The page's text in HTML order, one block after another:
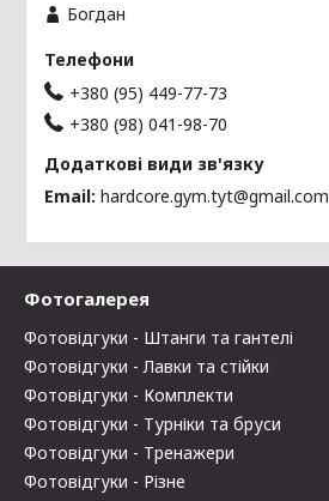
Богдан
+380 (95) 449-77-73
+380 (98) 041-98-70
Email hardcore.gym.tyt@gmail.com
Фотогалерея
Фотовідгуки - Штанги та гантелі
Фотовідгуки - Лавки та стійки
Фотовідгуки - Комплекти
Фотовідгуки - Турніки та бруси
Фотовідгуки - Тренажери
Фотовідгуки - Різне